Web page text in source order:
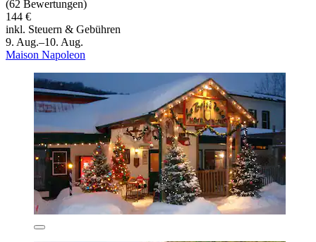
(62 Bewertungen)
144 €
inkl. Steuern & Gebühren
9. Aug.–10. Aug.
Maison Napoleon